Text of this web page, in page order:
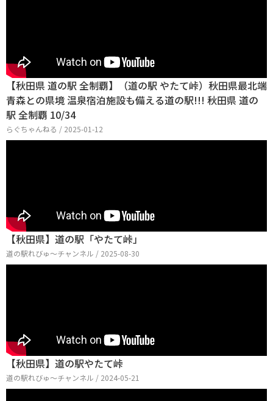
【秋田県 道の駅 全制覇】（道の駅 やたて峠）秋田県最北端
青森との県境 温泉宿泊施設も備える道の駅!!! 秋田県 道の
駅 全制覇 10/34
らぐちゃんねる / 2025-01-12
【秋田県】道の駅「やたて峠」
道の駅れびゅ〜チャンネル / 2025-08-30
【秋田県】道の駅やたて峠
道の駅れびゅ〜チャンネル / 2024-05-21